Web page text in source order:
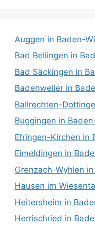
Auggen in Baden-
Bad Bellingen in
Bad Säckingen in
Badenweiler in
Ballrechten-
Buggingen in
Efringen-Kirchen in
Eimeldingen in
Grenzach-Wyhlen
Hausen im
Heitersheim in
Herrischried in